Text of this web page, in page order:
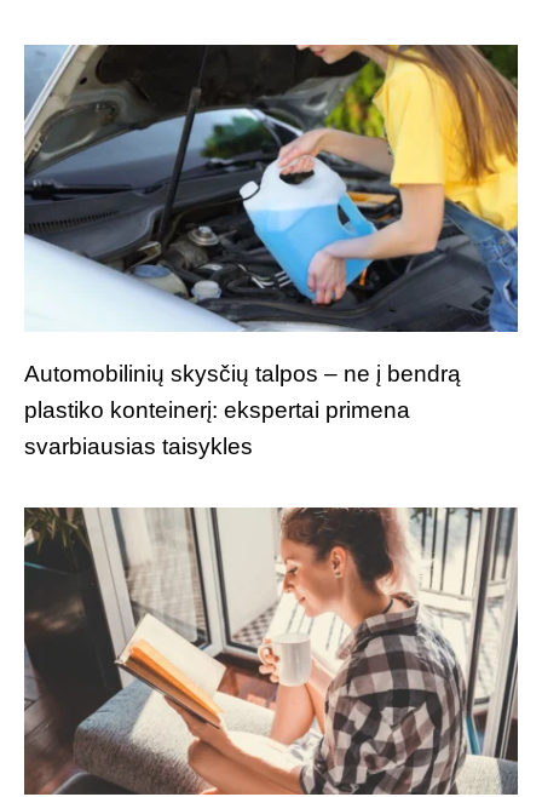
Automobilinių skysčių talpos – ne į bendrą
plastiko konteinerį: ekspertai primena
svarbiausias taisykles